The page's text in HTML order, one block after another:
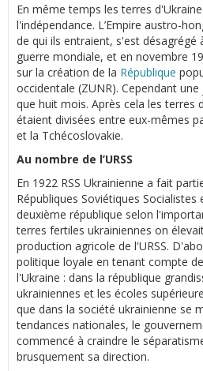
En même temps les terres
l'indépendance. L’Empire austro-
de qui ils entraient, s'est désagrégé
guerre mondiale, et en novembre
sur la création de la République
occidentale (ZUNR). Cependant
que huit mois. Après cela les terres
étaient divisées entre eux-mêmes
et la Tchécoslovakie.
Au nombre de l’URSS
En 1922 RSS Ukrainienne a fait
Républiques Soviétiques Socialistes
deuxième république selon
terres fertiles ukrainiennes on
production agricole de l'URSS.
politique loyale en tenant compte
l'Ukraine : dans la république
ukrainiennes et les écoles
que dans la société ukrainienne se
tendances nationales, le
commencé à craindre le
brusquement sa direction.